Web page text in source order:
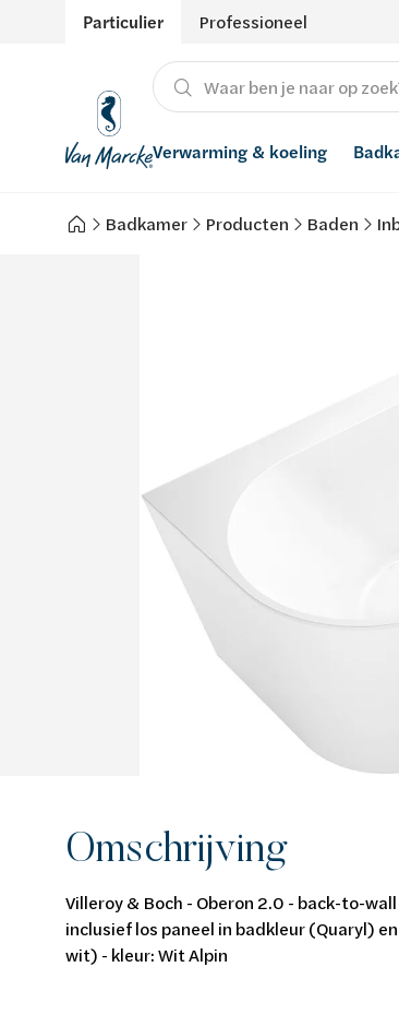
Particulier Professioneel
Verwarming & koeling
Verwarming
Ontdek verwarming & koeling
Alles over verwarming & koeling
Producten
Van Marcke Lab
Alles voor de badkamer
Hernieuwbare energie
Ontdek duurzaam wonen
Alles over duurzaam wonen
Waterontharders
Ontdek waterbehandeling
Alles over waterbehandeling
Badkamer Producten Baden
Omschrijving
Villeroy & Boch - Oberon 2.0 - back-to-
inclusief los paneel in badkleur (Quaryl)
wit) - kleur: Wit Alpin